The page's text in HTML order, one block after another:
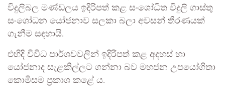
විදුලිබල මණ්ඩලය ඉදිරිපත් කළ සංශෝධිත විදුලි ගාස්තු
සංශෝධන යෝජනාව සලකා බලා අවසන් තීරණයක්
ගැනීම සඳහායි.
එහිදි විවිධ පාර්ශවවලින් ඉදිරිපත් කළ අදහස් හා
යෝජනාද සැළකිල්ලට ගන්නා බව මහජන උපයෝගිතා
කොමිසම ප්‍රකාශ කළේ ය.